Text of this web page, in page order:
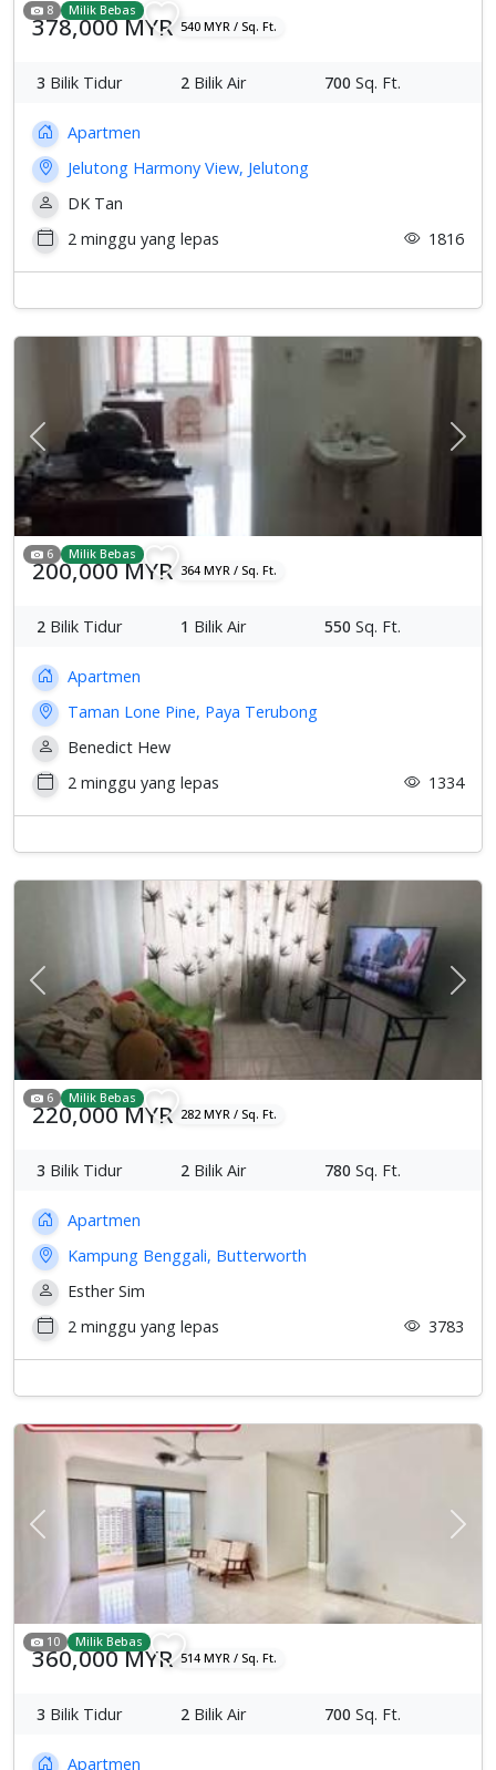
8 Milik Bebas
378,000 MYR 540 MYR / Sq. Ft.
3 Bilik Tidur 2 Bilik Air 700 Sq. Ft.
Apartmen
Jelutong Harmony View, Jelutong
DK Tan
2 minggu yang lepas
1816
Previous
6 Milik Bebas
200,000 MYR 364 MYR / Sq. Ft.
2 Bilik Tidur 1 Bilik Air 550 Sq. Ft.
Apartmen
Taman Lone Pine, Paya Terubong
Benedict Hew
2 minggu yang lepas
1334
Previous
6 Milik Bebas
220,000 MYR 282 MYR / Sq. Ft.
3 Bilik Tidur 2 Bilik Air 780 Sq. Ft.
Apartmen
Kampung Benggali, Butterworth
Esther Sim
2 minggu yang lepas
3783
Previous
10 Milik Bebas
360,000 MYR 514 MYR / Sq. Ft.
3 Bilik Tidur 2 Bilik Air 700 Sq. Ft.
Apartmen